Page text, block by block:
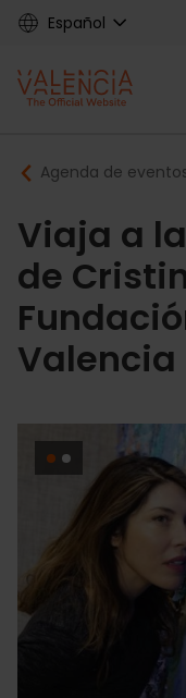
Skip
content
Español
Main
navigation
Agenda de
Viaja a
de
Valencia